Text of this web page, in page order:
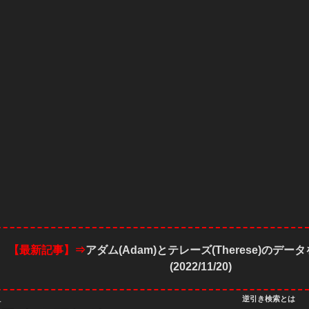
【最新記事】⇒アダム(Adam)とテレーズ(Therese)のデータ
(2022/11/20)
逆引き検索とは